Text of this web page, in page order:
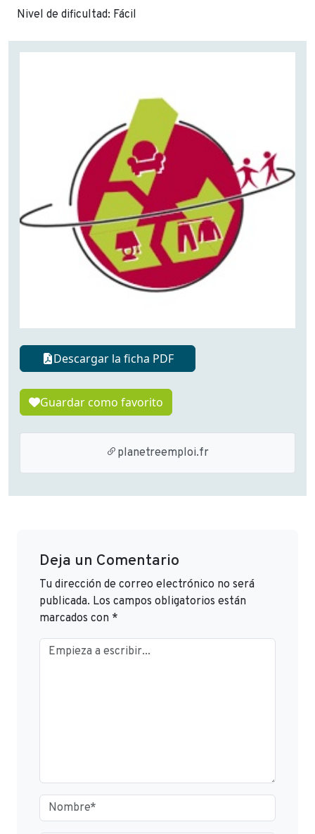
Nivel de dificultad: Fácil
Descargar la ficha PDF
Guardar como favorito
planetreemploi.fr
Deja un Comentario
Tu dirección de correo electrónico no será
publicada. Los campos obligatorios están
marcados con *